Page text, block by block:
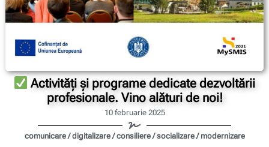
Activități și programe dedicate dezvoltării
profesionale. Vino alături de noi!
10 februarie 2025
comunicare / digitalizare / consiliere / socializare / modernizare